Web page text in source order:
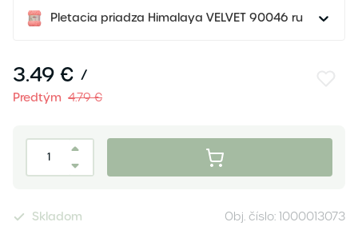
Pletacia priadza Himalaya VELVET 90046 ružová
3.49 € /
Predtým 4.79 €
Skladom Obj. číslo: 1000013073